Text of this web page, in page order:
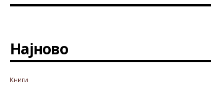
Најново
Книги